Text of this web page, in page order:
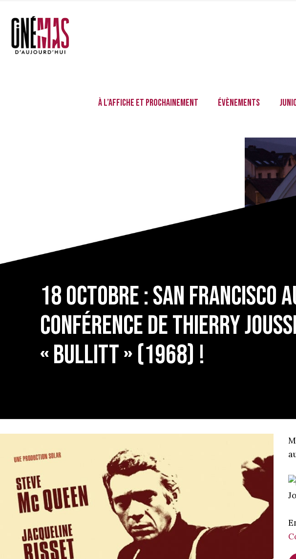
À l’affiche et prochainement Évènements
18 OCTOBRE : SAN FRANCISCO
conférence de Thierry
« BULLITT » (1968) !